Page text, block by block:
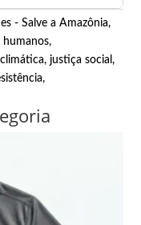
- Salve a Amazônia,
humanos,
,justiça social,
,